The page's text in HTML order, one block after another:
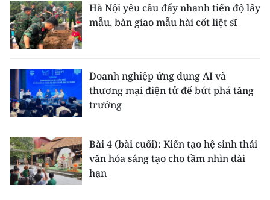
Hà Nội yêu cầu đẩy nhanh tiến độ lấy
mẫu, bàn giao mẫu hài cốt liệt sĩ
Doanh nghiệp ứng dụng AI và
thương mại điện tử để bứt phá tăng
trưởng
Bài 4 (bài cuối): Kiến tạo hệ sinh thái
văn hóa sáng tạo cho tầm nhìn dài
hạn